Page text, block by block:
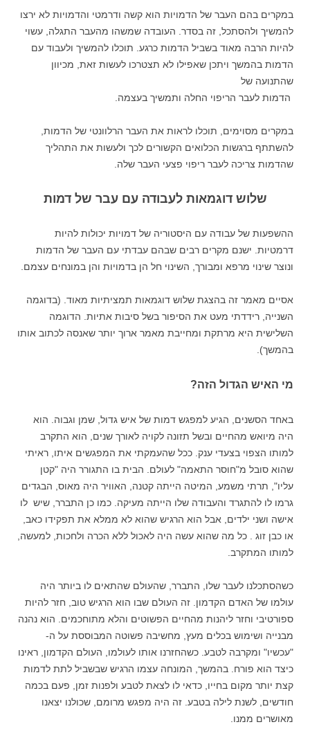
במקרים בהם העבר של הדמויות הוא קשה ודרמטי והדמויות לא ירצו
להמשיך ולהסתכל, זה בסדר. העובדה שמשהו מהעבר התגלה, עשוי
להיות הרבה מאוד בשביל הדמות כרגע. תוכלו להמשיך ולעבוד עם
הדמות בהמשך ויתכן שאפילו לא תצטרכו לעשות זאת, מכיוון
שהתנועה של
הדמות לעבר הריפוי החלה ותמשיך בעצמה.
במקרים מסוימים, תוכלו לראות את העבר הרלוונטי של הדמות,
להשתתף ברגשות הכלואים הקשורים לכך ולעשות את התהליך
שהדמות צריכה לעבר ריפוי פצעי העבר שלה.
שלוש דוגמאות לעבודה עם עבר של דמות
ההשפעות של עבודה עם היסטוריה של דמויות יכולות להיות
דרמטיות. ישנם מקרים רבים שבהם עבדתי עם העבר של הדמות
ונוצר שינוי מרפא ומבורך, השינוי חל הן בדמויות והן במונחים עצמם.
אסיים מאמר זה בהצגת שלוש דוגמאות תמציתיות מאוד. (בדוגמה
השנייה, רידדתי מעט את הסיפור בשל סיבות אתיות. הדוגמה
השלישית היא מרתקת ומחייבת מאמר ארוך יותר שאנסה לכתוב אותו
בהמשך).
מי האיש הגדול הזה?
באחד הסשנים, הגיע למפגש דמות של איש גדול, שמן וגבוה. הוא
היה מיואש מהחיים ובשל תזונה לקויה לאורך שנים, הוא התקרב
למותו הצפוי בצעדי ענק. ככל שהעמקתי את המפגשים איתו, ראיתי
שהוא סובל מ"חוסר התאמה" לעולם. הבית בו התגורר היה "קטן
עליו", תרתי משמע, המיטה הייתה קטנה, האוויר היה מאוס, הבגדים
גרמו לו להתגרד והעבודה שלו הייתה מעיקה. כמו כן התברר, שיש לו
אישה ושני ילדים, אבל הוא הרגיש שהוא לא ממלא את תפקידו כאב,
או כבן זוג . כל מה שהוא עשה היה לאכול ללא הכרה ולחכות, למעשה,
למותו המתקרב.
כשהסתכלנו לעבר שלו, התברר, שהעולם שהתאים לו ביותר היה
עולמו של האדם הקדמון. זה העולם שבו הוא הרגיש טוב, חזר להיות
ספורטיבי וחזר ליהנות מהחיים הפשוטים והלא מתוחכמים. הוא נהנה
מבנייה ושימוש בכלים מעץ, מחשיבה פשוטה המבוססת על ה-
"עכשיו" ומקרבה לטבע. כשהחזרנו אותו לעולמו, העולם הקדמון, ראינו
כיצד הוא פורח. בהמשך, המונחה עצמו הרגיש שבשביל לתת לדמות
קצת יותר מקום בחייו, כדאי לו לצאת לטבע ולפנות זמן, פעם בכמה
חודשים, לשנת לילה בטבע. זה היה מפגש מרומם, שכולנו יצאנו
מאושרים ממנו.